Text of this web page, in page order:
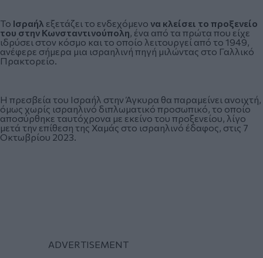
Το Ισραήλ εξετάζει το ενδεχόμενο να κλείσει το προξενείο
του στην Κωνσταντινούπολη, ένα από τα πρώτα που είχε
ιδρύσει στον κόσμο και το οποίο λειτουργεί από το 1949,
ανέφερε σήμερα μια ισραηλινή πηγή μιλώντας στο Γαλλικό
Πρακτορείο.
Η πρεσβεία του Ισραήλ στην Άγκυρα θα παραμείνει ανοιχτή,
όμως χωρίς ισραηλινό διπλωματικό προσωπικό, το οποίο
αποσύρθηκε ταυτόχρονα με εκείνο του προξενείου, λίγο
μετά την επίθεση της Χαμάς στο ισραηλινό έδαφος, στις 7
Οκτωβρίου 2023.